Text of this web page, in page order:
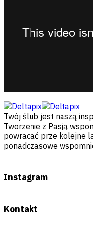
Twój ślub jest naszą
Tworzenie z Pasją
powracać prze kolejne
ponadczasowe
Instagram
Kontakt